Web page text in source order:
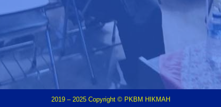
2019 – 2025 Copyright © PKBM HIKMAH